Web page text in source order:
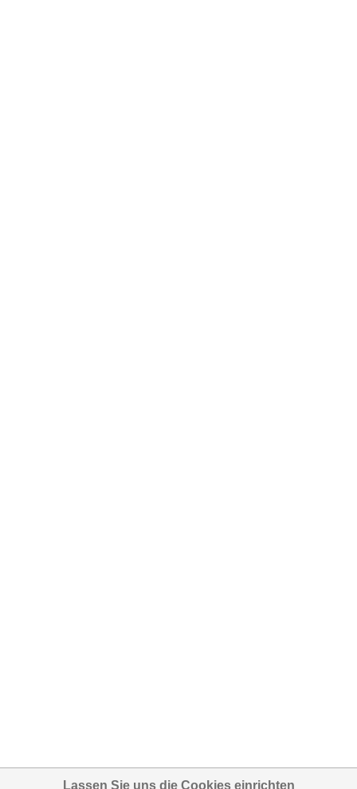
Lassen Sie uns die Cookies einrichten